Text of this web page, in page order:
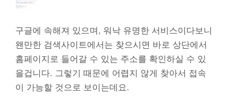
구글에 속해져 있으며, 워낙 유명한 서비스이다보니
왠만한 검색사이트에서는 찾으시면 바로 상단에서
홈페이지로 들어갈 수 있는 주소를 확인하실 수 있
을겁니다. 그렇기 때문에 어렵지 않게 찾아서 접속
이 가능할 것으로 보이는데요.